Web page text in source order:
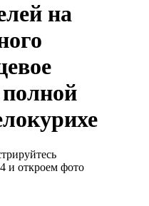
на
полной
и откроем фото